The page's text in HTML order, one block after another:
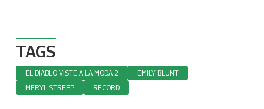
TAGS
EL DIABLO VISTE A LA MODA 2
EMILY BLUNT
MERYL STREEP
RECORD